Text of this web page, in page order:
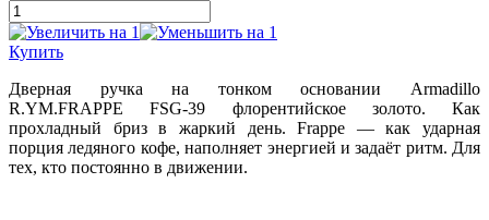
Купить
Дверная ручка на тонком основании Armadillo
R.YM.FRAPPE FSG-39 флорентийское золото. Как
прохладный бриз в жаркий день. Frappe — как ударная
порция ледяного кофе, наполняет энергией и задаёт ритм. Для
тех, кто постоянно в движении.